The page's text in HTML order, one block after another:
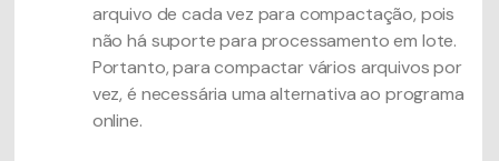
arquivo de cada vez para compactação, pois
não há suporte para processamento em lote.
Portanto, para compactar vários arquivos por
vez, é necessária uma alternativa ao programa
online.